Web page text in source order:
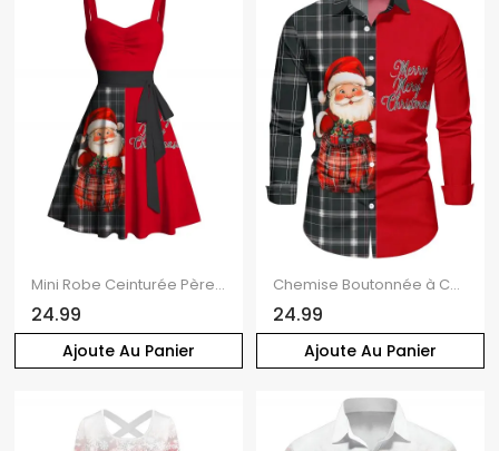
Ajoute Au Panier
Mini Robe Ceinturée Père Noël à Carreaux à Demi-Manches à Col en Forme de Cœur
24.99
Ajoute Au Panier
Chemise Boutonnée à Carreaux Imprimé Père Noël
24.99